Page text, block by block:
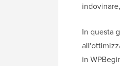
In questa
in